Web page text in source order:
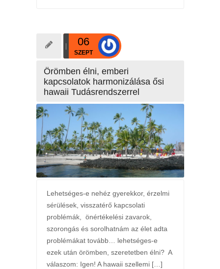
06
SZEPT
Örömben élni, emberi
kapcsolatok harmonizálása ősi
hawaii Tudásrendszerrel
Lehetséges-e nehéz gyerekkor, érzelmi
sérülések, visszatérő kapcsolati
problémák, önértékelési zavarok,
szorongás és sorolhatnám az élet adta
problémákat tovább… lehetséges-e
ezek után örömben, szeretetben élni? A
válaszom: Igen! A hawaii szellemi […]